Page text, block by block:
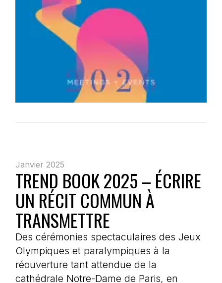
Janvier 2025
TREND BOOK 2025 – ÉCRIRE
UN RÉCIT COMMUN À
TRANSMETTRE
Des cérémonies spectaculaires des Jeux
Olympiques et paralympiques à la
réouverture tant attendue de la
cathédrale Notre-Dame de Paris, en